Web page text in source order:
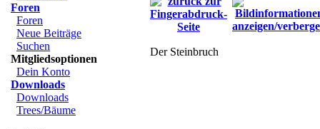
Foren
Foren
Neue Beiträge
Suchen
Mitgliedsoptionen
Dein Konto
Downloads
Downloads
Trees/Bäume
Der Steinbruch